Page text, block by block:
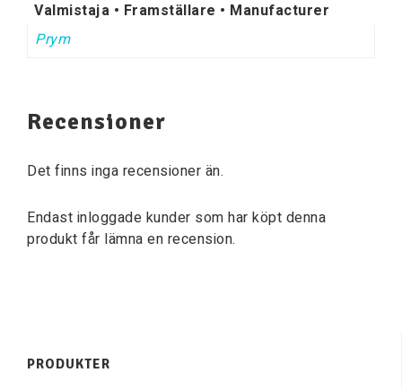
Valmistaja • Framställare • Manufacturer
Prym
Recensioner
Det finns inga recensioner än.
Endast inloggade kunder som har köpt denna
produkt får lämna en recension.
PRODUKTER